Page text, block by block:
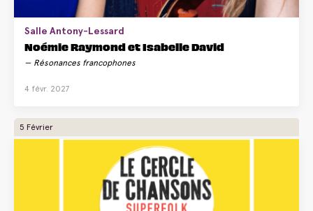
Salle Antony-Lessard
Noémie Raymond et Isabelle David
Résonances francophones
4 févr. 2027
5 Février